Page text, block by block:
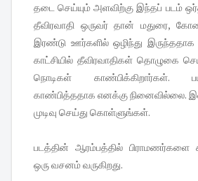
தடை செய்யும் அளவிற்கு இந்தப் படம்
தீவிரவாதி ஒருவர் தான் மதுரை,
இரண்டு ஊர்களில் ஒழிந்து இருந்ததாக
காட்சியில் தீவிரவாதிகள் தொழுகை
நொடிகள் காண்பிக்கிறார்கள்.
காண்பித்ததாக எனக்கு நினைவில்லை.
முடிவு செய்து கொள்ளுங்கள்.
படத்தின் ஆரம்பத்தில் பிராமணர்களை
ஒரு வசனம் வருகிறது.